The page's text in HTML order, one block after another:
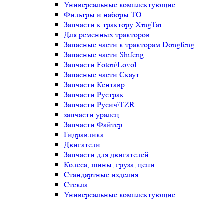
Универсальные комплектующие
Фильтры и наборы ТО
Запчасти к трактору XingTai
Для ременных тракторов
Запасные части к тракторам Dongfeng
Запасные части Shifeng
Запчасти Foton\Lovol
Запасные части Скаут
Запчасти Кентавр
Запчасти Рустрак
Запчасти Русич\TZR
запчасти уралец
Запчасти Файтер
Гидравлика
Двигатели
Запчасти для двигателей
Колёса, шины, груза, цепи
Стандартные изделия
Стёкла
Универсальные комплектующие